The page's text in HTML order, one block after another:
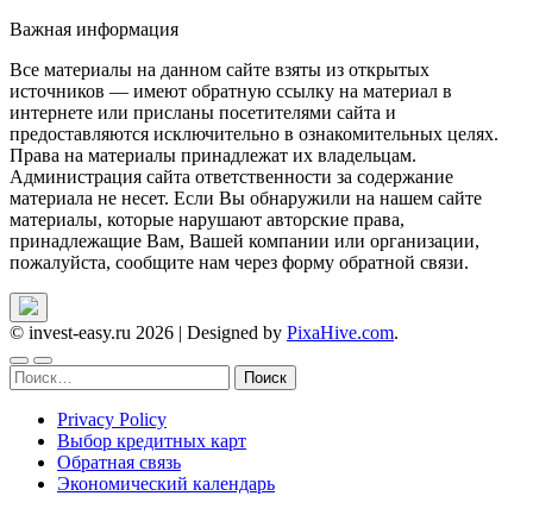
Важная информация
Все материалы на данном сайте взяты из открытых
источников — имеют обратную ссылку на материал в
интернете или присланы посетителями сайта и
предоставляются исключительно в ознакомительных целях.
Права на материалы принадлежат их владельцам.
Администрация сайта ответственности за содержание
материала не несет. Если Вы обнаружили на нашем сайте
материалы, которые нарушают авторские права,
принадлежащие Вам, Вашей компании или организации,
пожалуйста, сообщите нам через форму обратной связи.
© invest-easy.ru 2026 | Designed by PixaHive.com.
Найти:
Privacy Policy
Выбор кредитных карт
Обратная связь
Экономический календарь